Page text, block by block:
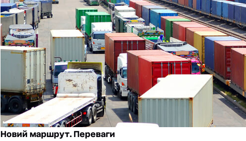
Новий маршрут. Переваги